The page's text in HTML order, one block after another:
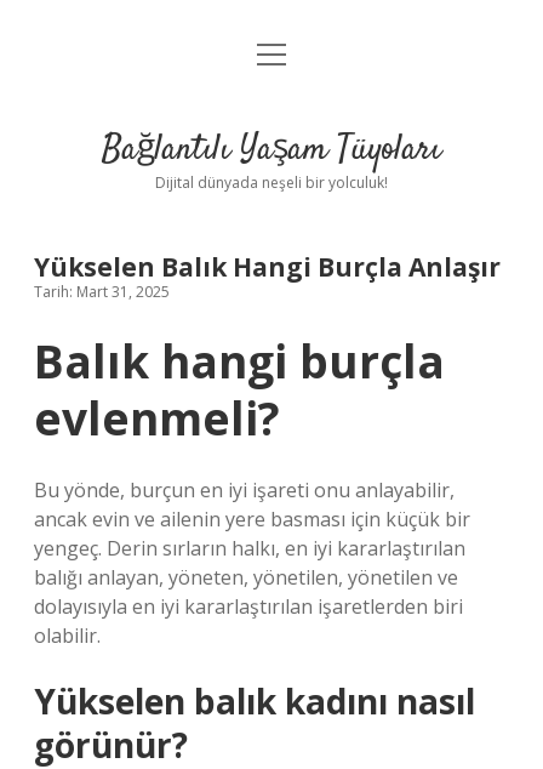
Anasayfa
Yasal Uyarı
menüyü
Bağlantılı Yaşam Tüyoları
Dijital dünyada neşeli bir yolculuk!
Yükselen Balık Hangi Burçla Anlaşır
Tarih: Mart 31, 2025
Balık hangi burçla
evlenmeli?
Bu yönde, burçun en iyi işareti onu anlayabilir,
ancak evin ve ailenin yere basması için küçük bir
yengeç. Derin sırların halkı, en iyi kararlaştırılan
balığı anlayan, yöneten, yönetilen, yönetilen ve
dolayısıyla en iyi kararlaştırılan işaretlerden biri
olabilir.
Yükselen balık kadını nasıl
görünür?